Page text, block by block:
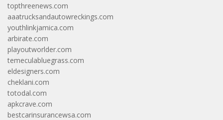
topthreenews.com
aaatrucksandautowreckings.com
youthlinkjamica.com
arbirate.com
playoutworlder.com
temeculabluegrass.com
eldesigners.com
cheklani.com
totodal.com
apkcrave.com
bestcarinsurancewsa.com